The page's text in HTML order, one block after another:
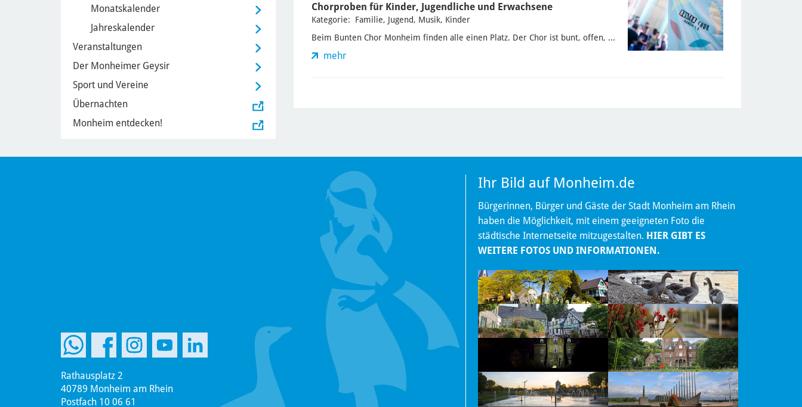
Chorproben für Kinder, Jugendliche und Erwachsene
Kategorie: Familie, Jugend, Musik, Kinder
Beim Bunten Chor Monheim finden alle einen Platz. Der Chor ist bunt, offen, ...
mehr
Monatskalender
Jahreskalender
Veranstaltungen
Der Monheimer Geysir
Sport und Vereine
Übernachten
Monheim entdecken!
Rathausplatz 2
40789 Monheim am Rhein
Postfach 10 06 61
Ihr Bild auf Monheim.de
Bürgerinnen, Bürger und Gäste der Stadt Monheim am Rhein
haben die Möglichkeit, mit einem geeigneten Foto die
städtische Internetseite mitzugestalten. HIER GIBT ES
WEITERE FOTOS UND INFORMATIONEN.